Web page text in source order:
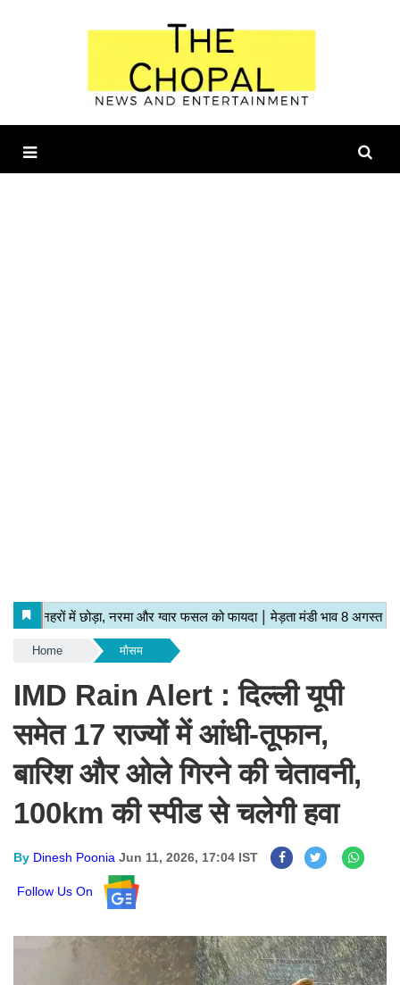
Home मौसम
IMD Rain Alert : दिल्ली यूपी
समेत 17 राज्यों में आंधी-तूफान,
बारिश और ओले गिरने की चेतावनी,
100km की स्पीड से चलेगी हवा
By Dinesh Poonia Jun 11, 2026, 17:04 IST
Follow Us On